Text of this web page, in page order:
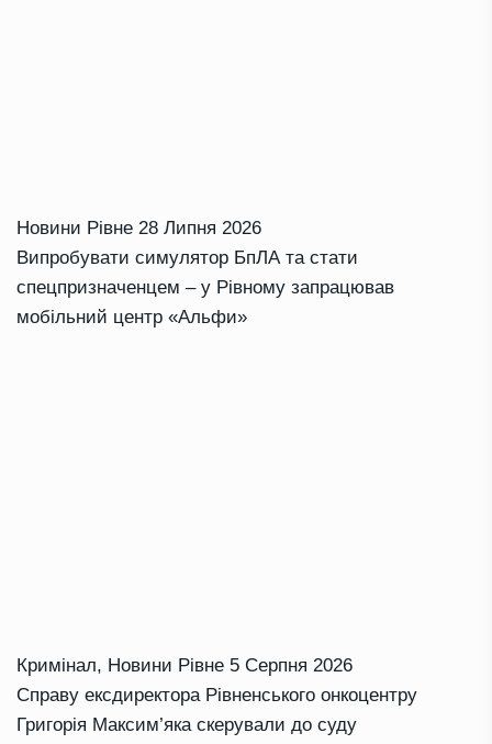
Новини Рівне 28 Липня 2026
Випробувати симулятор БпЛА та стати
спецпризначенцем – у Рівному запрацював
мобільний центр «Альфи»
Кримінал, Новини Рівне 5 Серпня 2026
Справу ексдиректора Рівненського онкоцентру
Григорія Максим’яка скерували до суду